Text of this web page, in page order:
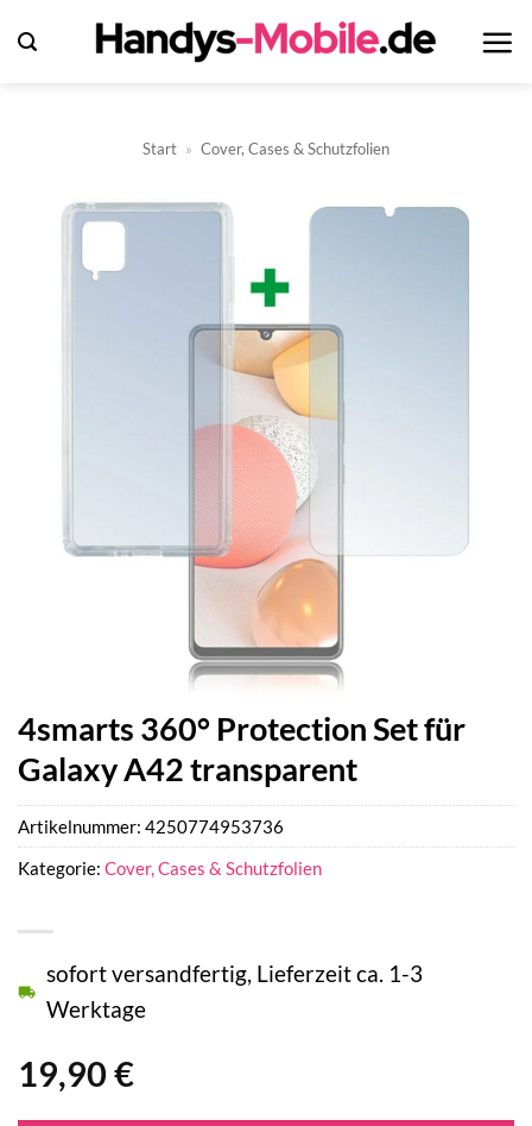
Inhalt
Start » Cover, Cases & Schutzfolien
4smarts 360° Protection Set für
Galaxy A42 transparent
19,90 €
sofort versandfertig, Lieferzeit ca. 1-3
Werktage
Artikelnummer: 4250774953736
Kategorie: Cover, Cases & Schutzfolien